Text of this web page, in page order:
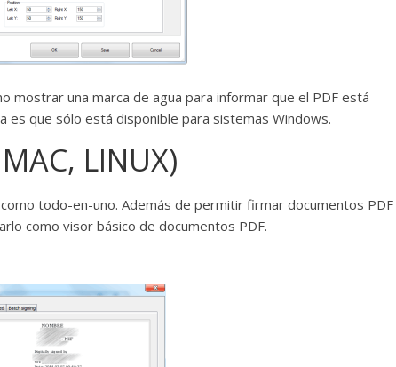
mostrar una marca de agua para informar que el PDF está
es que sólo está disponible para sistemas Windows.
LINUX)
todo-en-uno. Además de permitir firmar documentos PDF
como visor básico de documentos PDF.